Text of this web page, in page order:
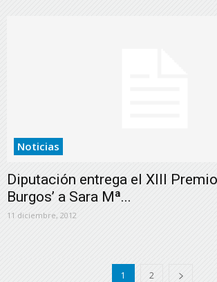
Noticias
Diputación entrega el XIII Premio
Burgos’ a Sara Mª...
11 diciembre, 2012
1 2